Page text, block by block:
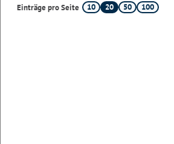
Einträge pro Seite
10 20 50 100